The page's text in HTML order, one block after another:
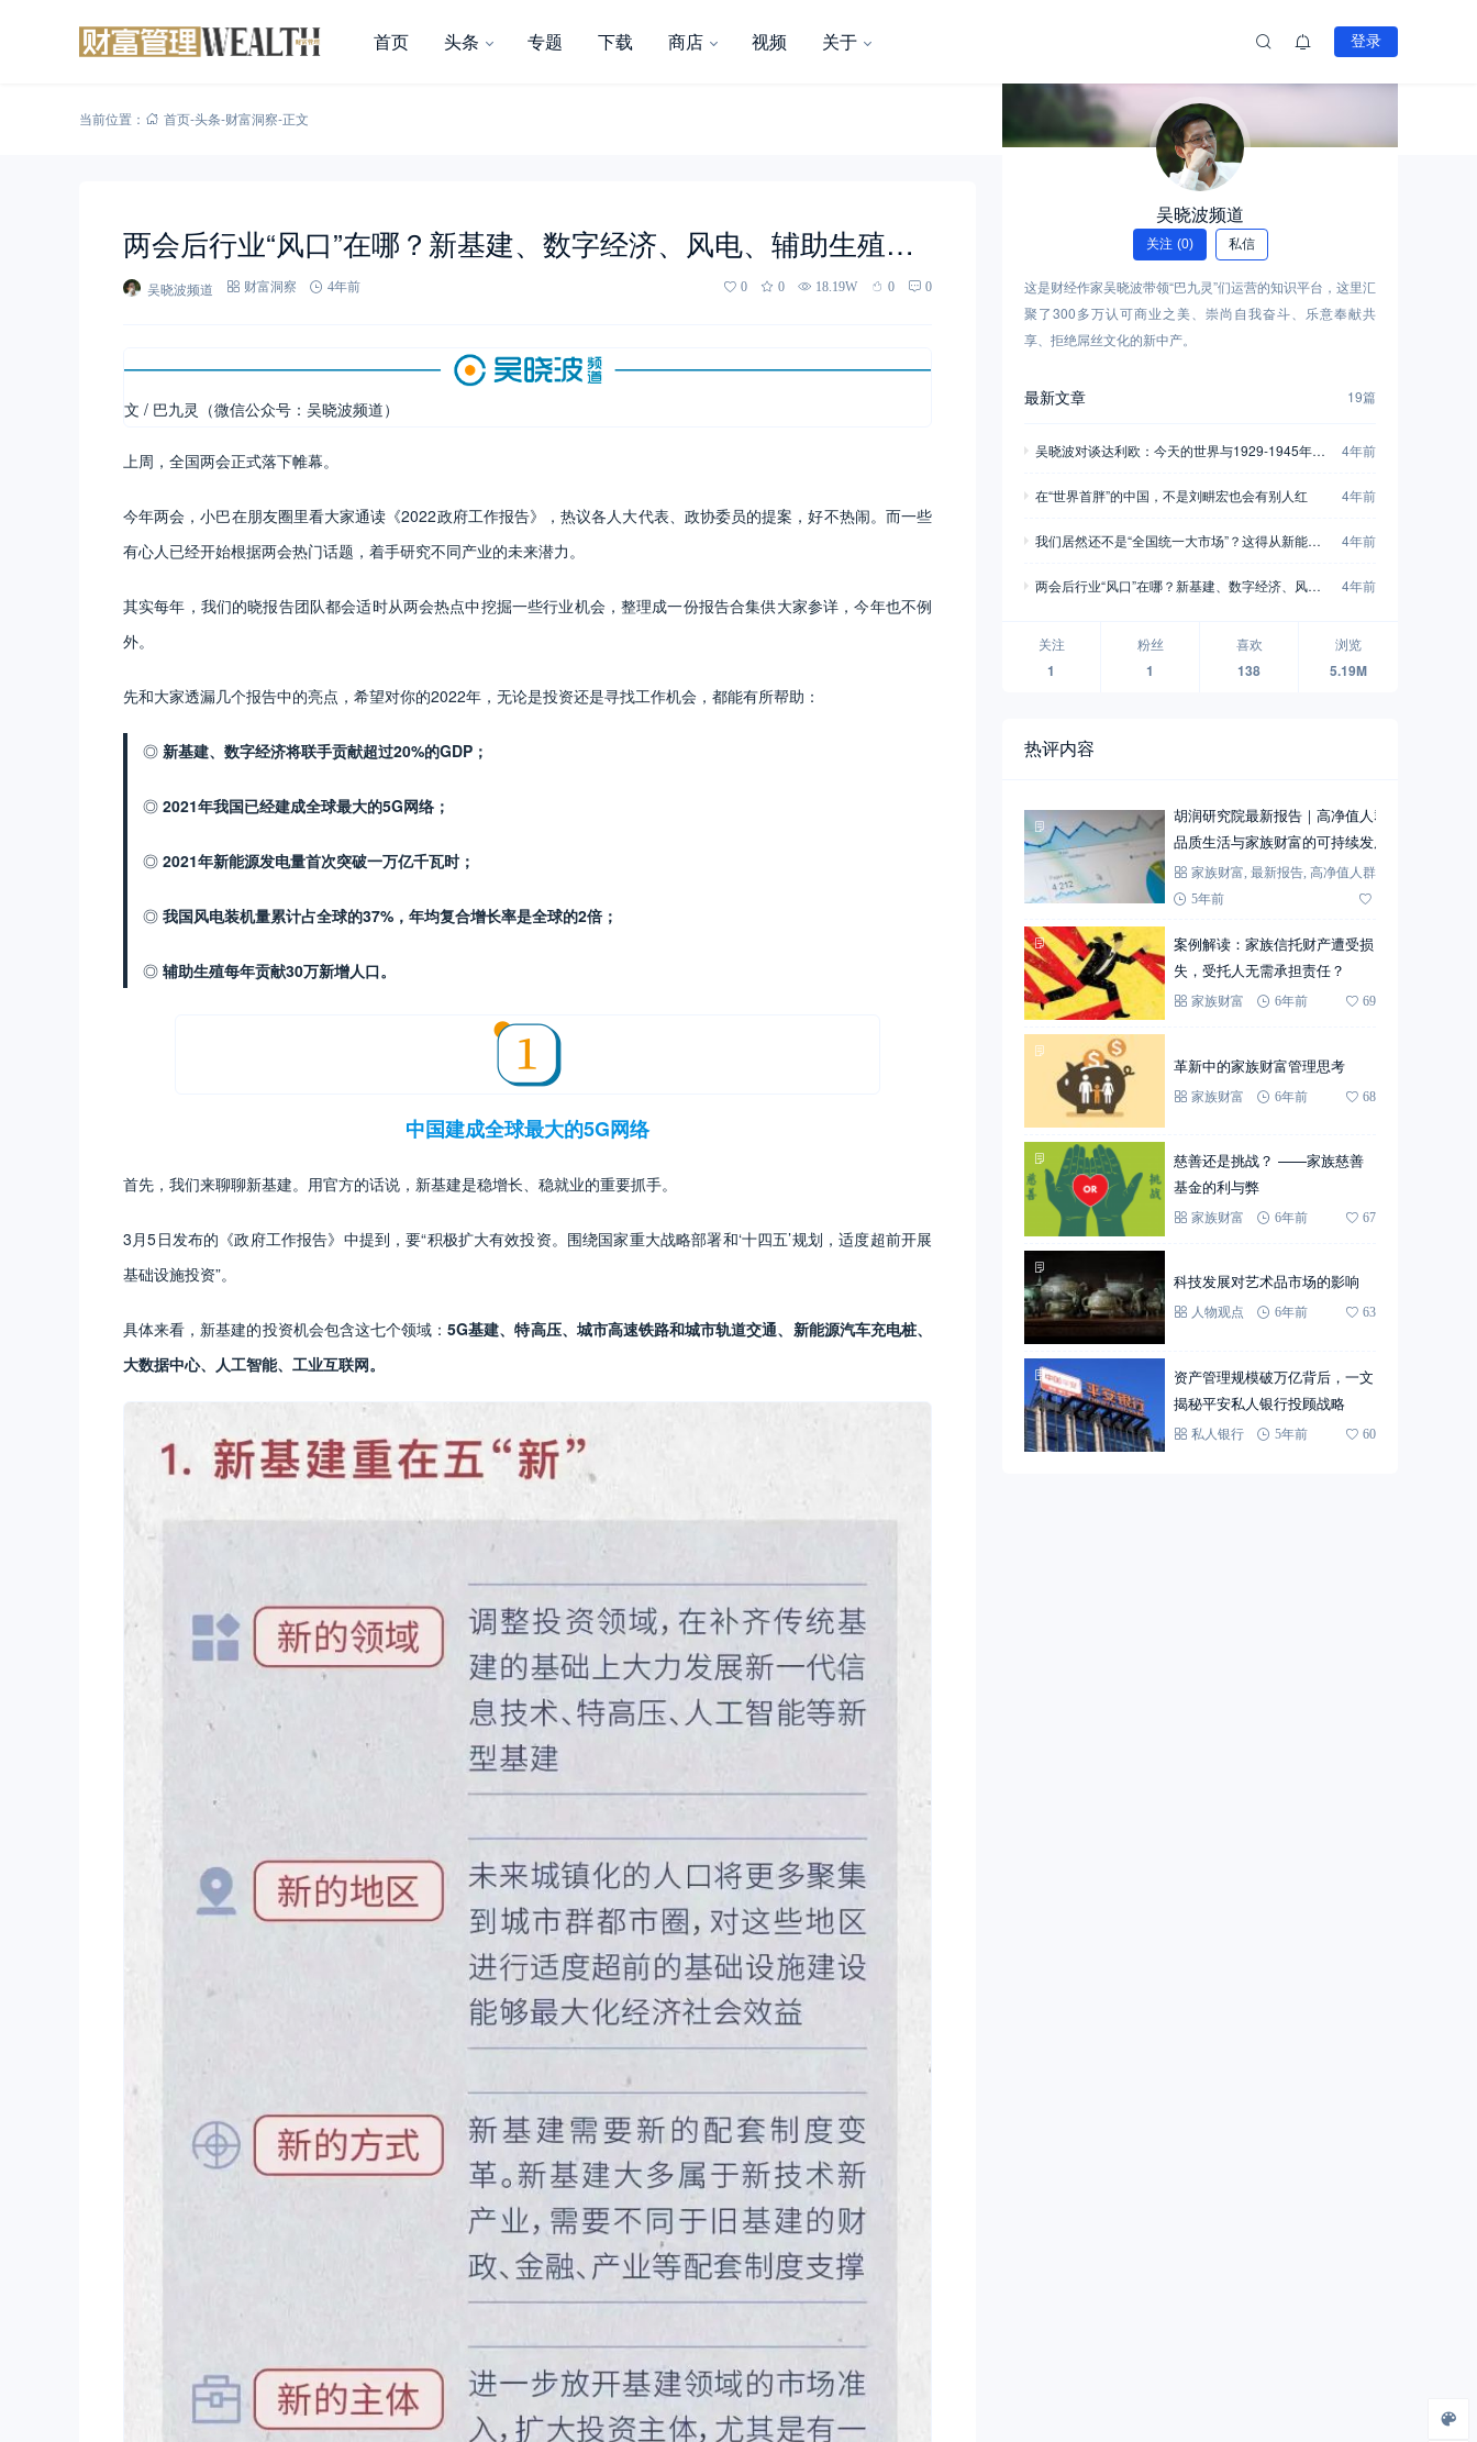
首页 头条 专题 下载 商店 视频 关于 登录
当前位置： 首页-头条-财富洞察-正文
两会后行业“风口”在哪？新基建、数字经济、风电、辅助生殖…
吴晓波频道 财富洞察 4年前 0 0 18.19W 0 0
文 / 巴九灵（微信公众号：吴晓波频道）
上周，全国两会正式落下帷幕。
今年两会，小巴在朋友圈里看大家通读《2022政府工作报告》，热议各人大代表、政协委员的提案，好不热闹。而一些
有心人已经开始根据两会热门话题，着手研究不同产业的未来潜力。
其实每年，我们的晓报告团队都会适时从两会热点中挖掘一些行业机会，整理成一份报告合集供大家参详，今年也不例
外。
先和大家透漏几个报告中的亮点，希望对你的2022年，无论是投资还是寻找工作机会，都能有所帮助：
◎ 新基建、数字经济将联手贡献超过20%的GDP；
◎ 2021年我国已经建成全球最大的5G网络；
◎ 2021年新能源发电量首次突破一万亿千瓦时；
◎ 我国风电装机量累计占全球的37%，年均复合增长率是全球的2倍；
◎ 辅助生殖每年贡献30万新增人口。
中国建成全球最大的5G网络
首先，我们来聊聊新基建。用官方的话说，新基建是稳增长、稳就业的重要抓手。
3月5日发布的《政府工作报告》中提到，要“积极扩大有效投资。围绕国家重大战略部署和‘十四五’规划，适度超前开展
基础设施投资”。
具体来看，新基建的投资机会包含这七个领域：5G基建、特高压、城市高速铁路和城市轨道交通、 新能源汽车充电桩、
大数据中心、人工智能、工业互联网。
吴晓波频道
关注 (0) 私信
这是财经作家吴晓波带领“巴九灵”们运营的知识平台，这里汇
聚了300多万认可商业之美、崇尚自我奋斗、乐意奉献共
享、拒绝屌丝文化的新中产。
最新文章 19篇
吴晓波对谈达利欧：今天的世界与1929-1945年非
4年前
在“世界首胖”的中国，不是刘畊宏也会有别人红 4年前
我们居然还不是“全国统一大市场”？这得从新能源
4年前
两会后行业“风口”在哪？新基建、数字经济、风
4年前
关注
1
粉丝
1
喜欢
138
浏览
5.19M
热评内容
胡润研究院最新报告｜高净值人群
品质生活与家族财富的可持续发展
家族财富 最新报告 高净值人群
5年前
案例解读：家族信托财产遭受损
失，受托人无需承担责任？
家族财富 6年前 69
革新中的家族财富管理思考
家族财富 6年前 68
慈善还是挑战？ ——家族慈善
基金的利与弊
家族财富 6年前 67
科技发展对艺术品市场的影响
人物观点 6年前 63
资产管理规模破万亿背后，一文
揭秘平安私人银行投顾战略
私人银行 5年前 60